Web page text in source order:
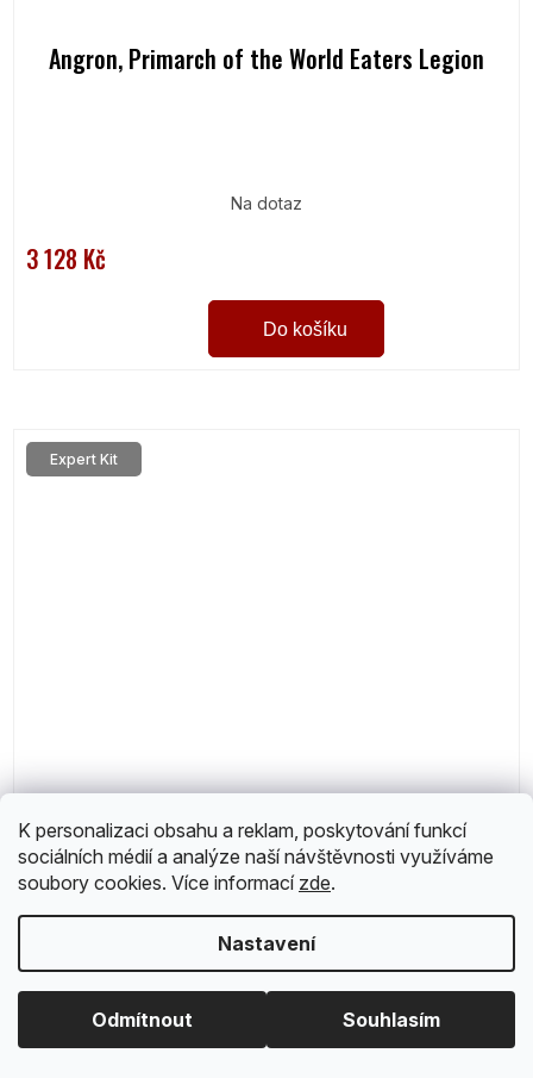
K personalizaci obsahu a reklam, poskytování funkcí
sociálních médií a analýze naší návštěvnosti využíváme
soubory cookies. Více informací zde.
Nastavení
Odmítnout Souhlasím
Angron, Primarch of the World Eaters Legion
Na dotaz
3 128 Kč
Do košíku
Expert Kit
Anqi Panqi
Na dotaz